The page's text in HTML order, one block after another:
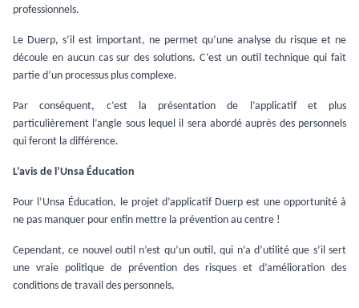
professionnels.
Le Duerp, s’il est important, ne permet qu’une analyse du risque et ne
découle en aucun cas sur des solutions. C’est un outil technique qui fait
partie d’un processus plus complexe.
Par conséquent, c’est la présentation de l’applicatif et plus
particulièrement l’angle sous lequel il sera abordé auprès des personnels
qui feront la différence.
L’avis de l’Unsa Éducation
Pour l’Unsa Éducation, le projet d’applicatif Duerp est une opportunité à
ne pas manquer pour enfin mettre la prévention au centre !
Cependant, ce nouvel outil n’est qu’un outil, qui n’a d’utilité que s’il sert
une vraie politique de prévention des risques et d’amélioration des
conditions de travail des personnels.